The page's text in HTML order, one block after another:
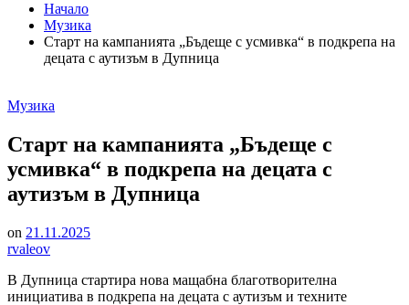
Начало
Музика
Старт на кампанията „Бъдеще с усмивка“ в подкрепа на
децата с аутизъм в Дупница
Posted
Музика
Старт на кампанията „Бъдеще с
усмивка“ в подкрепа на децата с
аутизъм в Дупница
on 21.11.2025
rvaleov
В Дупница стартира нова мащабна благотворителна
инициатива в подкрепа на децата с аутизъм и техните